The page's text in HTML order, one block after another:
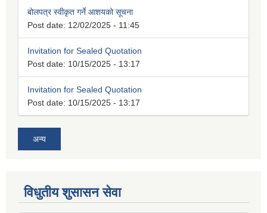
बोलपत्र स्वीकृत गर्ने आशयको सूचना
Post date: 12/02/2025 - 11:45
Invitation for Sealed Quotation
Post date: 10/15/2025 - 13:17
Invitation for Sealed Quotation
Post date: 10/15/2025 - 13:17
अन्य
विधुतीय शुसासन सेवा